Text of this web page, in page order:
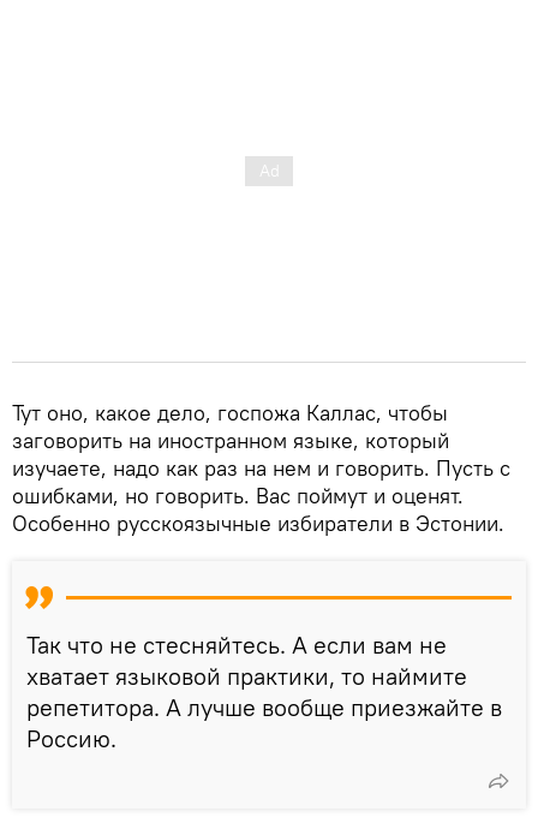
Тут оно, какое дело, госпожа Каллас, чтобы
заговорить на иностранном языке, который
изучаете, надо как раз на нем и говорить. Пусть с
ошибками, но говорить. Вас поймут и оценят.
Особенно русскоязычные избиратели в Эстонии.
Так что не стесняйтесь. А если вам не
хватает языковой практики, то наймите
репетитора. А лучше вообще приезжайте в
Россию.